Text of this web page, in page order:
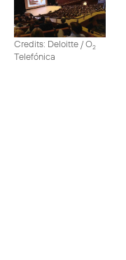
Credits: Deloitte / O2
Telefónica